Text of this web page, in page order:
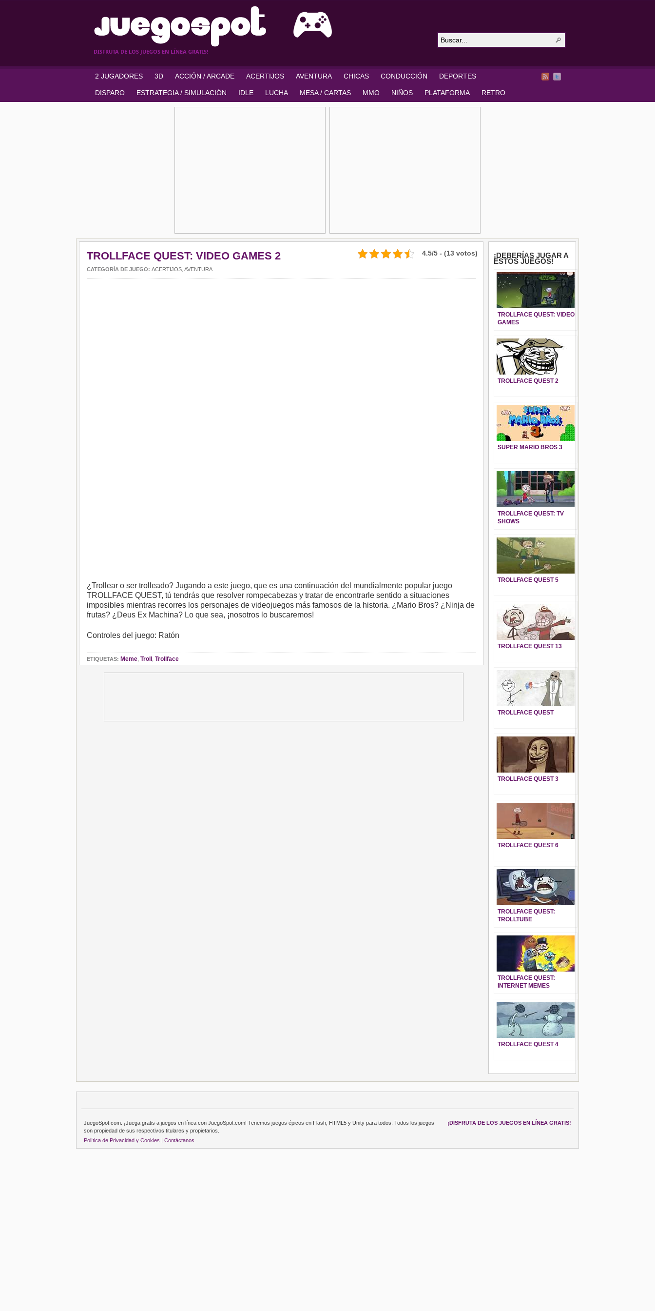
DISFRUTA DE LOS JUEGOS EN LÍNEA GRATIS!
2 JUGADORES 3D ACCIÓN / ARCADE ACERTIJOS AVENTURA CHICAS CONDUCCIÓN DEPORTES
DISPARO ESTRATEGIA / SIMULACIÓN IDLE LUCHA MESA / CARTAS MMO NIÑOS PLATAFORMA RETRO
4.5/5 - (13 votos)
TROLLFACE QUEST: VIDEO GAMES 2
CATEGORÍA DE JUEGO: ACERTIJOS AVENTURA
¿Trollear o ser trolleado? Jugando a este juego, que es una continuación del mundialmente popular juego
TROLLFACE QUEST, tú tendrás que resolver rompecabezas y tratar de encontrarle sentido a situaciones
imposibles mientras recorres los personajes de videojuegos más famosos de la historia. ¿Mario Bros? ¿Ninja de
frutas? ¿Deus Ex Machina? Lo que sea, ¡nosotros lo buscaremos!
Controles del juego: Ratón
ETIQUETAS: Meme, Troll , Trollface
¡DEBERÍAS JUGAR A
ESTOS JUEGOS!
TROLLFACE QUEST: VIDEO
GAMES
TROLLFACE QUEST 2
SUPER MARIO BROS 3
TROLLFACE QUEST: TV
SHOWS
TROLLFACE QUEST 5
TROLLFACE QUEST 13
TROLLFACE QUEST
TROLLFACE QUEST 3
TROLLFACE QUEST 6
TROLLFACE QUEST:
TROLLTUBE
TROLLFACE QUEST:
INTERNET MEMES
TROLLFACE QUEST 4
¡DISFRUTA DE LOS JUEGOS EN LÍNEA GRATIS!
JuegoSpot.com: ¡Juega gratis a juegos en línea con JuegoSpot.com! Tenemos juegos épicos en Flash, HTML5 y Unity para todos. Todos los juegos
son propiedad de sus respectivos titulares y propietarios.
Política de Privacidad y Cookies | Contáctanos